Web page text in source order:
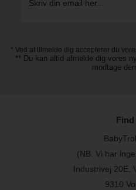
* Ved at tilmelde dig accepterer du
** Du kan altid afmelde dig vores
modtage
(NB. Vi har
Industrivej 20E,
9310